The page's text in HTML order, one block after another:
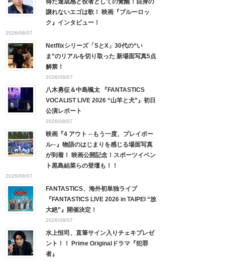
譲れないエゴは歌！ 映画『ブルーロッ
ク』インタビュー！
2026/08/07
Netflixシリーズ「SとX」30代の“い
ま”のリアルを切り取った 新場面写真5点
解禁！
2026/08/07
八木勇征＆中島颯太 『FANTASTICS
VOCALIST LIVE 2026 “山羊と犬”』初日
公演レポート
2026/08/07
映画『4 アウト ─もう一度、プレイボー
ル─』物語のはじまりを感じる場面写真
が到着！ 映画公開記念！スポーツイベン
ト黒島結菜らの登壇も！！
2026/08/07
FANTASTICS、海外初単独ライブ
『FANTASTICS LIVE 2026 in TAIPEI “放
大絶”』開催決定！
2026/08/07
水上恒司、直筆サイン入りチェキプレゼ
ント！！ Prime Originalドラマ『犯罪
者』